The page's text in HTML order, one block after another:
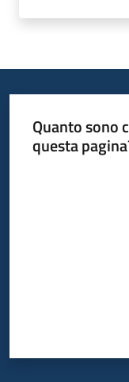
Quanto sono
questa